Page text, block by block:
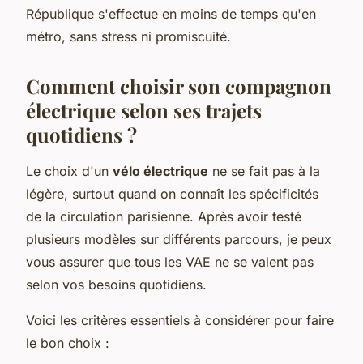
République s'effectue en moins de temps qu'en
métro, sans stress ni promiscuité.
Comment choisir son compagnon
électrique selon ses trajets
quotidiens ?
Le choix d'un vélo électrique ne se fait pas à la
légère, surtout quand on connaît les spécificités
de la circulation parisienne. Après avoir testé
plusieurs modèles sur différents parcours, je peux
vous assurer que tous les VAE ne se valent pas
selon vos besoins quotidiens.
Voici les critères essentiels à considérer pour faire
le bon choix :